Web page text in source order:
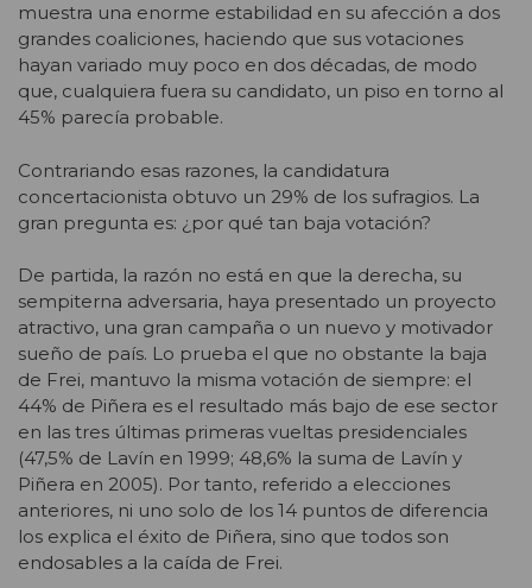
muestra una enorme estabilidad en su afección a dos
grandes coaliciones, haciendo que sus votaciones
hayan variado muy poco en dos décadas, de modo
que, cualquiera fuera su candidato, un piso en torno al
45% parecía probable.
Contrariando esas razones, la candidatura
concertacionista obtuvo un 29% de los sufragios. La
gran pregunta es: ¿por qué tan baja votación?
De partida, la razón no está en que la derecha, su
sempiterna adversaria, haya presentado un proyecto
atractivo, una gran campaña o un nuevo y motivador
sueño de país. Lo prueba el que no obstante la baja
de Frei, mantuvo la misma votación de siempre: el
44% de Piñera es el resultado más bajo de ese sector
en las tres últimas primeras vueltas presidenciales
(47,5% de Lavín en 1999; 48,6% la suma de Lavín y
Piñera en 2005). Por tanto, referido a elecciones
anteriores, ni uno solo de los 14 puntos de diferencia
los explica el éxito de Piñera, sino que todos son
endosables a la caída de Frei.